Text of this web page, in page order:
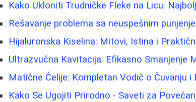
Kako Ukloniti Trudničke Fleke na Licu:
Rešavanje problema sa neuspešnim
Hijaluronska Kiselina: Mitovi, Istina i
Ultrazvučna Kavitacija: Efikasno Smanjenje
Matične Ćelije: Kompletan Vodič o Čuvanju i
Kako Se Ugojiti Prirodno - Saveti za